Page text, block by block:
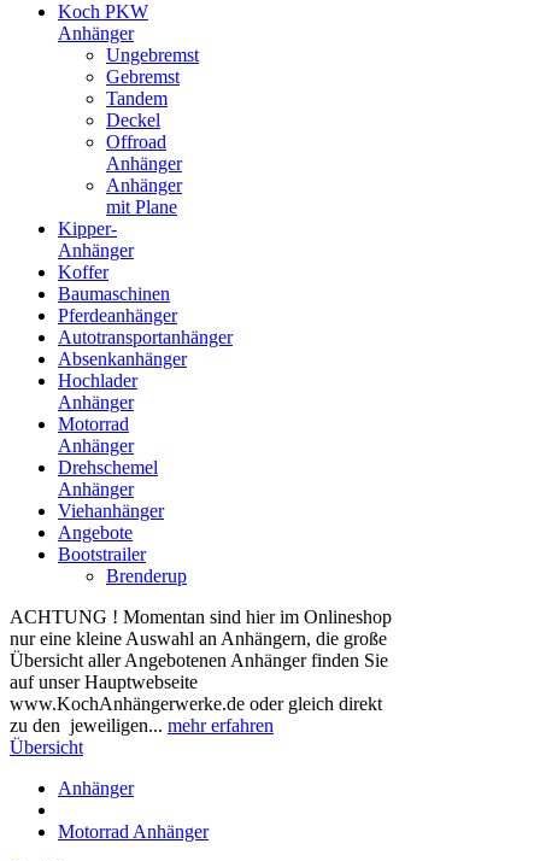
Koch PKW
Anhänger
Ungebremst
Gebremst
Tandem
Deckel
Offroad
Anhänger
Anhänger
mit Plane
Kipper-
Anhänger
Koffer
Baumaschinen
Pferdeanhänger
Autotransportanhänger
Absenkanhänger
Hochlader
Anhänger
Motorrad
Anhänger
Drehschemel
Anhänger
Viehanhänger
Angebote
Bootstrailer
Brenderup
ACHTUNG ! Momentan sind hier im Onlineshop
nur eine kleine Auswahl an Anhängern, die große
Übersicht aller Angebotenen Anhänger finden Sie
auf unser Hauptwebseite
www.KochAnhängerwerke.de oder gleich direkt
zu den jeweiligen... mehr erfahren
Übersicht
Anhänger
Motorrad Anhänger